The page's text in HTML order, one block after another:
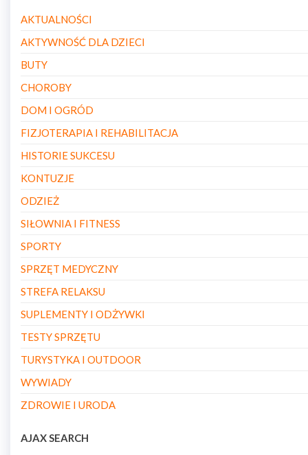
AKTUALNOŚCI
AKTYWNOŚĆ DLA DZIECI
BUTY
CHOROBY
DOM I OGRÓD
FIZJOTERAPIA I REHABILITACJA
HISTORIE SUKCESU
KONTUZJE
ODZIEŻ
SIŁOWNIA I FITNESS
SPORTY
SPRZĘT MEDYCZNY
STREFA RELAKSU
SUPLEMENTY I ODŻYWKI
TESTY SPRZĘTU
TURYSTYKA I OUTDOOR
WYWIADY
ZDROWIE I URODA
AJAX SEARCH